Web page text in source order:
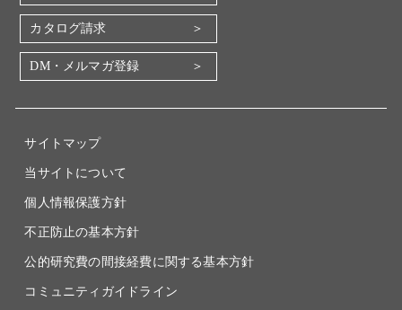
地図・アクセス（本社）
IR情報
電子公告
カタログ請求
DM・メルマガ登録
サイトマップ
当サイトについて
個人情報保護方針
不正防止の基本方針
公的研究費の間接経費に関する基本方針
コミュニティガイドライン